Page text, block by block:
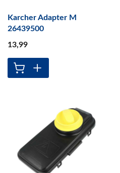
Karcher Adapter M
26439500
13,99